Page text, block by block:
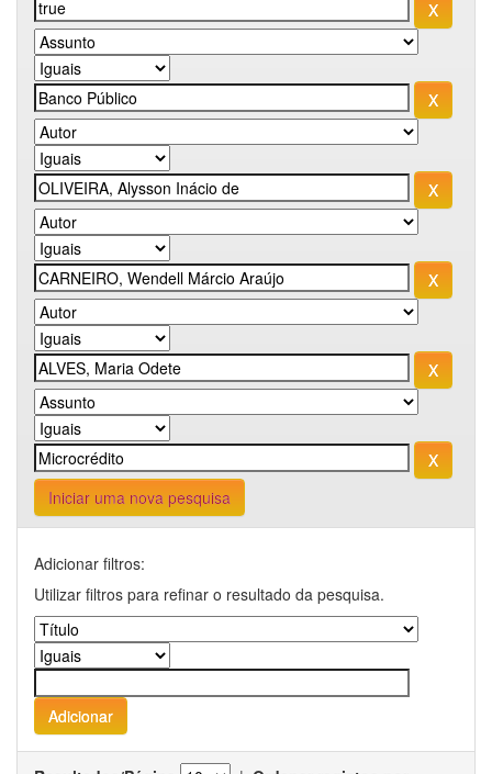
Iniciar uma nova pesquisa
Adicionar filtros:
Utilizar filtros para refinar o resultado da pesquisa.